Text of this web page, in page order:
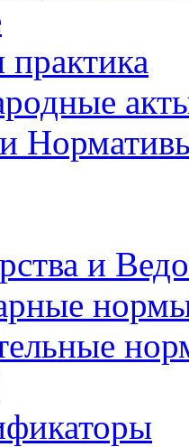
практика
и